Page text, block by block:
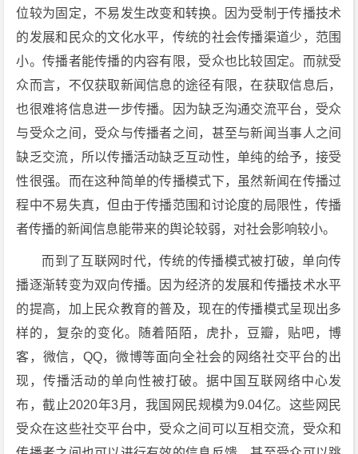
位较为固定，不易发生改变和转换。因为受制于传播技术
的发展和民众的文化水平，传统的社会传播渠道少，范围
小。传播者能传播的内容有限，受众也比较固定。而就受
众而言，不仅获取新闻信息的途径有限，在获取信息后，
也很难将信息进一步传播。因为缺乏沟通交流平台，受众
与受众之间，受众与传播者之间，甚至与新闻当事人之间
缺乏交流，所以传播活动缺乏互动性，单纯的给予，接受
性很强。而在这种简单的传播模式下，虽然新闻在传播过
程中不易失真，但由于传播范围和讨论度的局限性，传播
者传播的新闻信息能带来的舆论较弱，对社会影响较小。
而到了互联网时代，传统的传播模式被打破，单向传
播逐渐转变为双向传播。因为经济的发展和传播技术水平
的提高，加上民众教育的普及，现在的传播模式呈现出多
样的，复杂的变化。随着陌陌，虎扑，豆瓣，贴吧，博
客，微信，QQ，微博等面向全社会的网络社交平台的出
现，传播活动的单向性被打破。据中国互联网络中心发
布，截止2020年3月，我国网民规模为9.04亿。这些网民
受众在这些社交平台中，受众之间可以互相交流，受众和